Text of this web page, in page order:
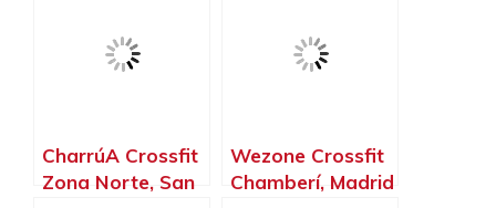
CharrúA Crossfit
Zona Norte, San
Wezone Crossfit
Chamberí, Madrid